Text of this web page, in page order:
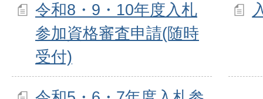
令和8・9・10年度入札
参加資格審査申請(随時
受付)